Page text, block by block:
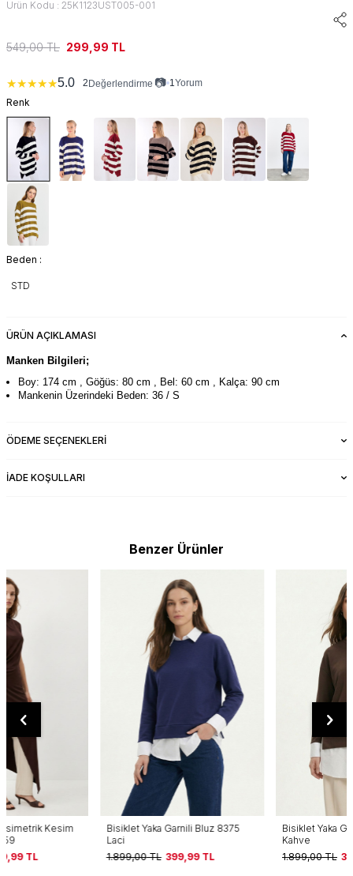
Ürün Kodu : 25K1123UST005-001
549,00TL 299,99 TL
★★★★★5.0 2Değerlendirme 📷•1Yorum
Renk
Beden :
STD
ÜRÜN AÇIKLAMASI
Manken Bilgileri;
Boy: 174 cm , Göğüs: 80 cm , Bel: 60 cm , Kalça: 90 cm
Mankenin Üzerindeki Beden: 36 / S
ÖDEME SEÇENEKLERI
İADE KOŞULLARI
Benzer Ürünler
Bisiklet Yaka Garnili Bluz 8375
Laci
1.899,00
TL
Bisiklet Yaka Garnili Bluz 8375
1.899,00
TL